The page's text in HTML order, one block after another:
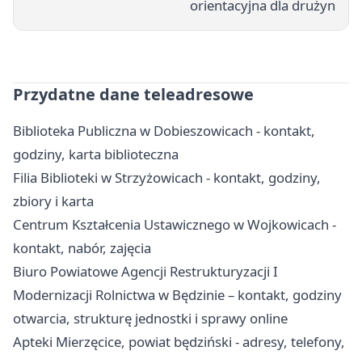
orientacyjna dla drużyn
Przydatne dane teleadresowe
Biblioteka Publiczna w Dobieszowicach - kontakt,
godziny, karta biblioteczna
Filia Biblioteki w Strzyżowicach - kontakt, godziny,
zbiory i karta
Centrum Kształcenia Ustawicznego w Wojkowicach -
kontakt, nabór, zajęcia
Biuro Powiatowe Agencji Restrukturyzacji I
Modernizacji Rolnictwa w Będzinie – kontakt, godziny
otwarcia, strukturę jednostki i sprawy online
Apteki Mierzęcice, powiat będziński - adresy, telefony,